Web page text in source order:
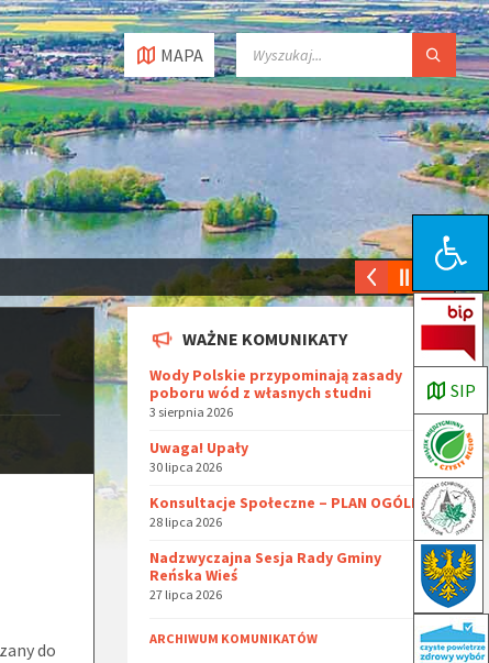
Open toolbar
SIP
MAPA
do
WAŻNE KOMUNIKATY
Wody Polskie przypominają zasady
poboru wód z własnych studni
3 sierpnia 2026
Uwaga! Upały
30 lipca 2026
Konsultacje Społeczne – PLAN OGÓLNY
28 lipca 2026
Nadzwyczajna Sesja Rady Gminy
Reńska Wieś
27 lipca 2026
ARCHIWUM KOMUNIKATÓW